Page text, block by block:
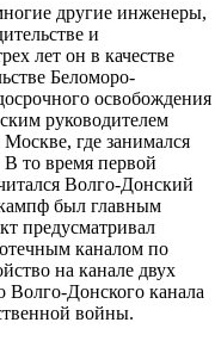
другие инженеры,
и
лет он в качестве
Беломоро-
освобождения
руководителем
где занимался
В то время первой
Волго-Донский
был главным
предусматривал
каналом по
на канале двух
Волго-Донского канала
войны.